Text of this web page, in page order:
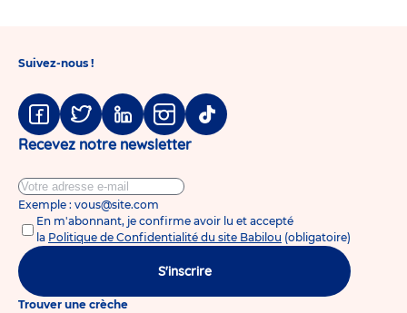
Suivez-nous !
Facebook
TwitterLinkedinInstagram
Tiktok
Recevez notre newsletter
Exemple : vous@site.com
En m'abonnant, je confirme avoir lu et accepté
la Politique de Confidentialité du site Babilou (obligatoire)
S'inscrire
Trouver une crèche